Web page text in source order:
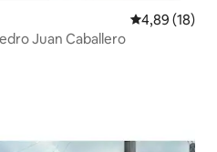
4,89 av 5 i
4,89 (18)
Juan Caballero